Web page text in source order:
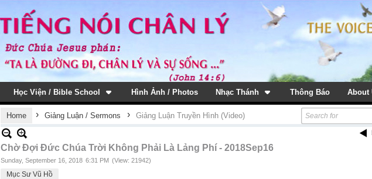
Học Viện / Bible School Hình Ảnh / Photos Nhạc Thánh Thông Báo About
Home › Giảng Luận / Sermons › Giảng Luận Truyền Hình (Video)
Chờ Đợi Đức Chúa Trời Không Phải Là Lảng Phí - 2018Sep16
Sunday, September 16, 2018 6:31 PM (View: 21942)
Mục Sư Vũ Hồ